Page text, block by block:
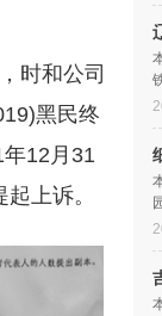
时和公司
黑民终
12月31
上诉。